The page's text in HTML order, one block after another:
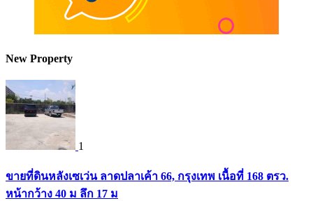
New Property
1
ขายที่ดินหลังเซเว่น ลาดปลาเค้า 66, กรุงเทพ เนื้อที่ 168 ตรว.
หน้ากว้าง 40 ม ลึก 17 ม